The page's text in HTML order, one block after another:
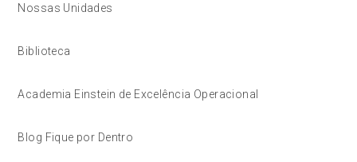
Nossas Unidades
Biblioteca
Academia Einstein de Excelência Operacional
Blog Fique por Dentro